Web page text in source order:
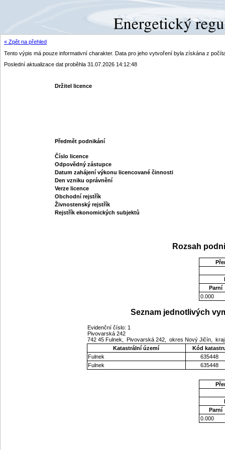
« Zpět na přehled
Tento výpis má pouze informativní charakter. Data pro jeho vytvoření byla získána z
Poslední aktualizace dat proběhla 31.07.2026 14:12:48
Držitel licence
Předmět podnikání
Číslo licence
Odpovědný zástupce
Datum zahájení výkonu licencované činnosti
Den vzniku oprávnění
Verze licence
Obchodní rejstřík
Živnostenský rejstřík
Rejstřík ekonomických subjektů
Rozsah
Parní
0.000
Seznam jednotlivých
Evidenční číslo: 1
Pivovarská 242
742 45 Fulnek, Pivovarská 242, okres Nový Jičín,
Katastrální území
Kód
Fulnek
635448
Fulnek
635448
Parní
0.000